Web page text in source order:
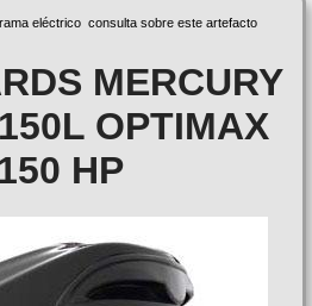
eléctrico consulta sobre este artefacto
MERCURY
OPTIMAX
150 HP